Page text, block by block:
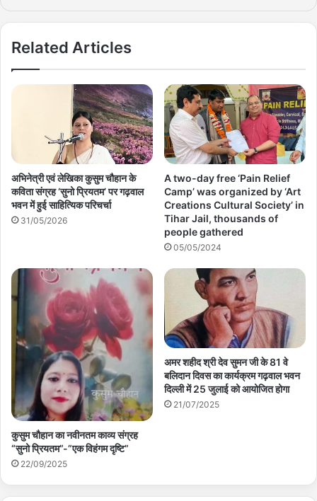
Related Articles
अभिनेत्री एवं लेखिका कुसुम चौहान के
कविता संग्रह ‘सुनो प्रियतम’ पर गढ़वाल
भवन में हुई साहित्यिक परिचर्चा
31/05/2026
A two-day free ‘Pain Relief
Camp’ was organized by ‘Art
Creations Cultural Society’ in
Tihar Jail, thousands of
people gathered
05/05/2024
कुसुम चौहान का नवीनतम काव्य संग्रह
“सुनो प्रियतम”-”एक विहंगम दृष्टि”
22/09/2025
अमर शहीद श्री देव सुमन जी के 81 वे
बलिदान दिवस का कार्यक्रम गढ़वाल भवन
दिल्ली में 25 जुलाई को आयोजित होगा
21/07/2025